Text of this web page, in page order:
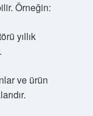
Örneğin:
yıllık
ve ürün